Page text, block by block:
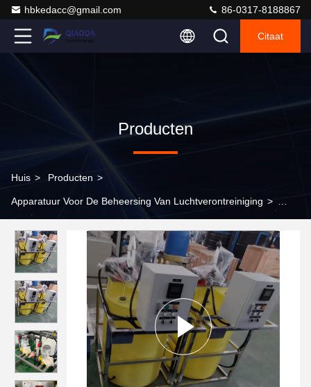
hbkedacc@gmail.com 86-0317-8188867
Citaat
Producten
Huis > Producten >
Apparatuur Voor De Beheersing Van Luchtverontreiniging >
doseringspomp Automatisch